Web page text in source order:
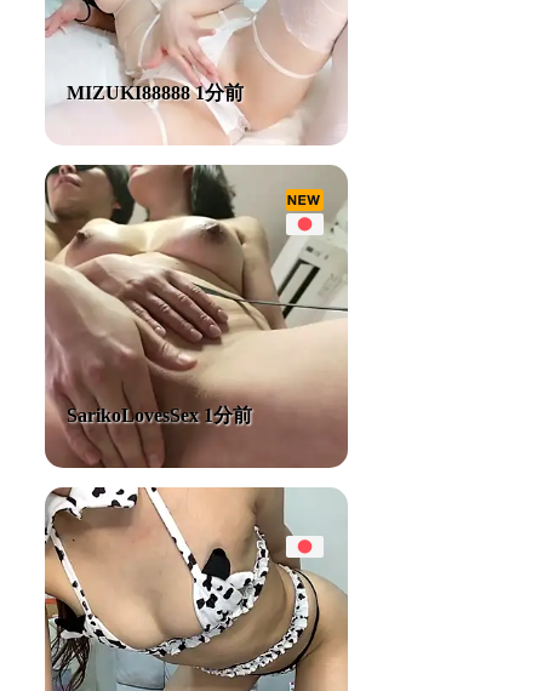
MIZUKI88888 1分前
SarikoLovesSex 1分前